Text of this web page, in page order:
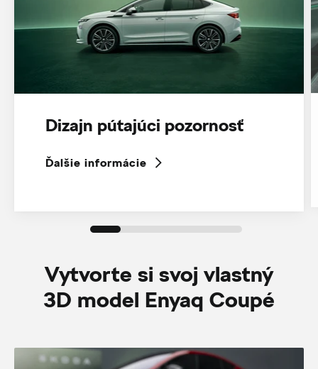
Dizajn pútajúci pozornosť
Ďalšie informácie
Vytvorte si svoj vlastný
3D model Enyaq Coupé